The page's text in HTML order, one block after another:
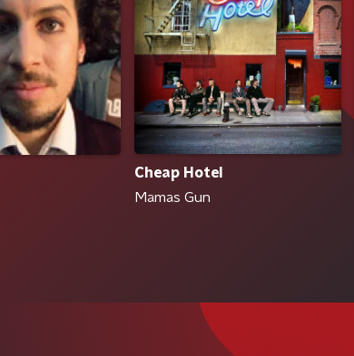
Cheap Hotel
Mamas Gun